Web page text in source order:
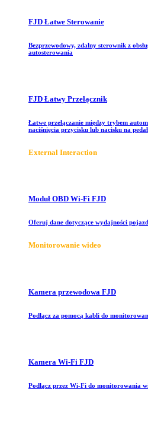
FJD Łatwe Sterowanie
Bezprzewodowy, zdalny sterownik z
autosterowania
FJD Łatwy Przełącznik
Łatwe przełączanie między trybem
naciśnięcia przycisku lub nacisku na pedał
External Interaction
Moduł OBD Wi-Fi FJD
Oferuj dane dotyczące wydajności
Monitorowanie wideo
Kamera przewodowa FJD
Podłącz za pomocą kabli do
Kamera Wi-Fi FJD
Podłącz przez Wi-Fi do monitorowania